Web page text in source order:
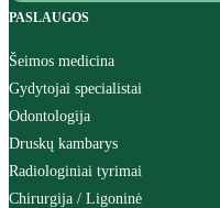
PASLAUGOS
Šeimos medicina
Gydytojai specialistai
Odontologija
Druskų kambarys
Radiologiniai tyrimai
Chirurgija / Ligoninė